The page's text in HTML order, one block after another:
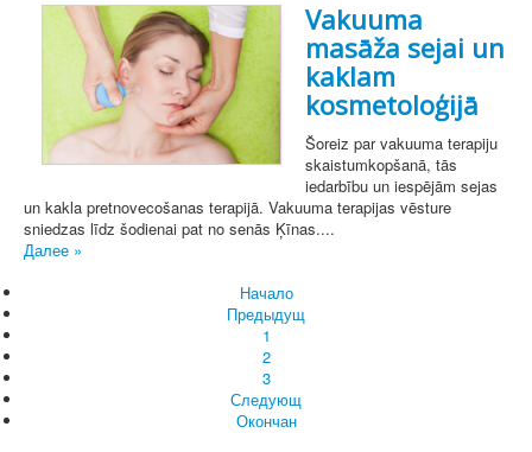
Vakuuma
masāža sejai un
kaklam
kosmetoloģijā
Šoreiz par vakuuma terapiju
skaistumkopšanā, tās
iedarbību un iespējām sejas
un kakla pretnovecošanas terapijā. Vakuuma terapijas vēsture
sniedzas līdz šodienai pat no senās Ķīnas....
Далее »
Начало
Предыдущ
1
2
3
Следующ
Окончан